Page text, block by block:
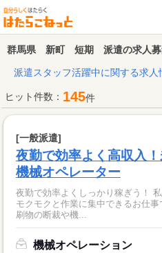
群馬県 新町 短期 派遣の求人募
派遣スタッフ活躍中に関する求人
ヒット件数： 145件
[一般派遣]
夜勤で効率よく高収入
機械オペレーター
夜勤で効率よくしっかり稼ぎう！
モクモクと作業に集中できるお仕事です。 ▼具体的な業務
刷物の断裁や機...
機械オペレーション